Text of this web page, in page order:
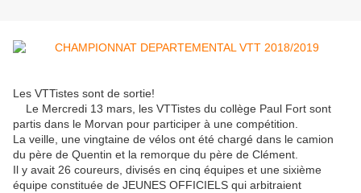
Les VTTistes sont de sortie!
Le Mercredi 13 mars, les VTTistes du collège Paul Fort sont
partis dans le Morvan pour participer à une compétition.
La veille, une vingtaine de vélos ont été chargé dans le camion
du père de Quentin et la remorque du père de Clément.
Il y avait 26 coureurs, divisés en cinq équipes et une sixième
équipe constituée de JEUNES OFFICIELS qui arbitraient